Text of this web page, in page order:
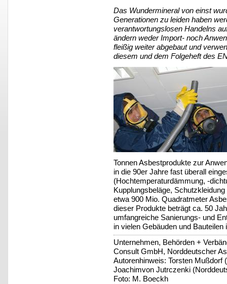
Das Wundermineral von einst
Generationen zu leiden haben
verantwortungslosen Handelns
ändern weder Import- noch
fleißig weiter abgebaut und
diesem und dem Folgeheft des
Tonnen Asbestprodukte zur
in die 90er Jahre fast überall
(Hochtemperaturdämmung, -
Kupplungsbeläge,
etwa 900 Mio. Quadratmeter
dieser Produkte beträgt ca. 50
umfangreiche Sanierungs- und
in vielen Gebäuden und
Unternehmen, Behörden +
Consult GmbH, Norddeutscher
Autorenhinweis: Torsten Mußdorf
Joachimvon Jutrczenki
Foto: M. Boeckh